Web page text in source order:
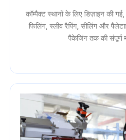
कॉम्पैक्ट स्थानों के लिए डिज़ाइन की
फिलिंग, स्लीव रैपिंग, सीलिंग और
पैकेजिंग तक की संपूर्ण